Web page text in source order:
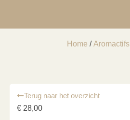
Terug naar het overzicht
€ 28,00
Home /Aromactifs